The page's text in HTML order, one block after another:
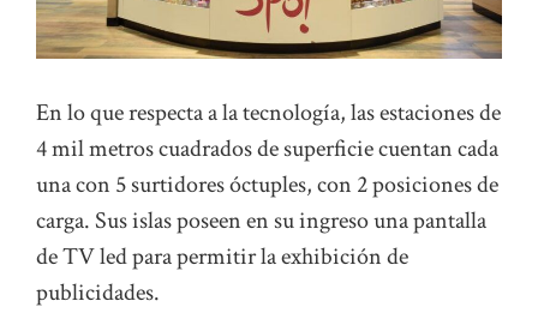
En lo que respecta a la tecnología, las estaciones de
4 mil metros cuadrados de superficie cuentan cada
una con 5 surtidores óctuples, con 2 posiciones de
carga. Sus islas poseen en su ingreso una pantalla
de TV led para permitir la exhibición de
publicidades.